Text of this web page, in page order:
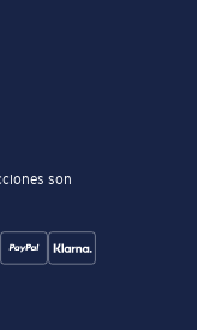
son